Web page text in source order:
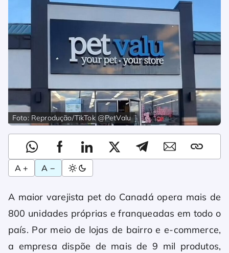
Foto: Reprodução/TikTok @PetValu
A + A −
A maior varejista pet do Canadá opera mais de
800 unidades próprias e franqueadas em todo o
país. Por meio de lojas de bairro e e-commerce,
a empresa dispõe de mais de 9 mil produtos,